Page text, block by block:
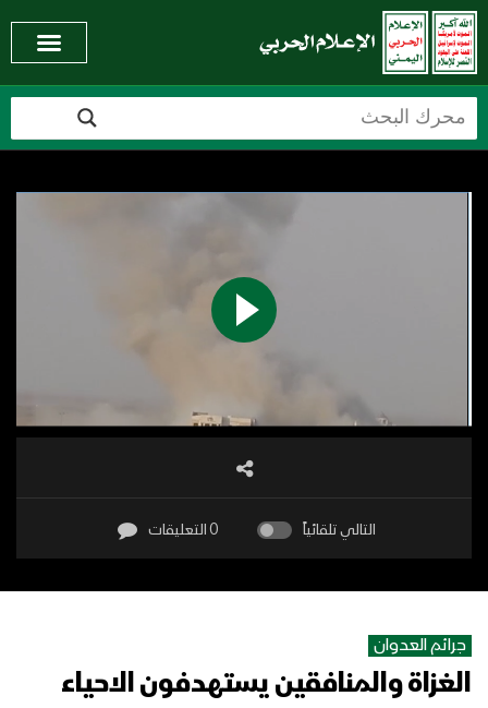
التالي تلقائياً 0 التعليقات
جرائم العدوان
الغزاة والمنافقين يستهدفون الاحياء